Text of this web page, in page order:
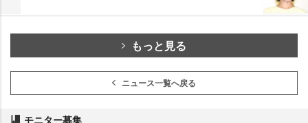
もっと見る
ニュース一覧へ戻る
モニター募集